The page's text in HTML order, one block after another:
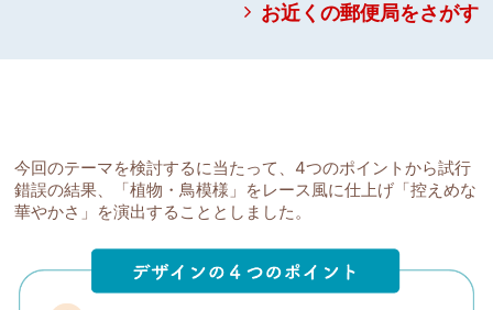
お近くの郵便局をさがす
今回のテーマを検討するに当たって、4つのポイントから試行
錯誤の結果、「植物・鳥模様」をレース風に仕上げ「控えめな
華やかさ」を演出することとしました。